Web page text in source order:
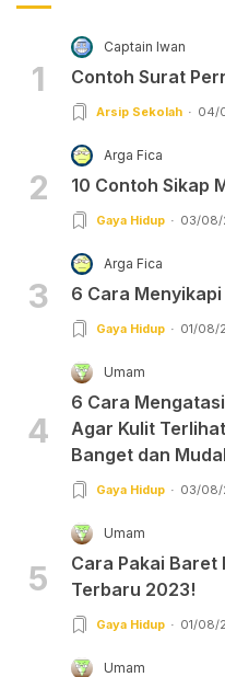
1
Captain Iwan
Contoh Surat
Arsip Sekolah 04/
2
Arga Fica
10 Contoh Sikap
Gaya Hidup 03/08/
3
Arga Fica
6 Cara
Gaya Hidup 01/08/
4
Umam
6 Cara
Agar Kulit
Banget dan
Gaya Hidup 03/08/
5
Umam
Cara Pakai Baret
Terbaru 2023!
Gaya Hidup 01/08/
Umam